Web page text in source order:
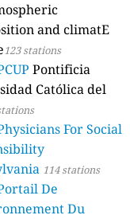
and climatE
123 stations
Pontificia
Católica del
For Social
114 stations
De
Du